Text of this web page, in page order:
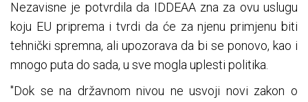
Nezavisne je potvrdila da IDDEAA zna za ovu uslugu
koju EU priprema i tvrdi da će za njenu primjenu biti
tehnički spremna, ali upozorava da bi se ponovo, kao i
mnogo puta do sada, u sve mogla uplesti politika.
"Dok se na državnom nivou ne usvoji novi zakon o